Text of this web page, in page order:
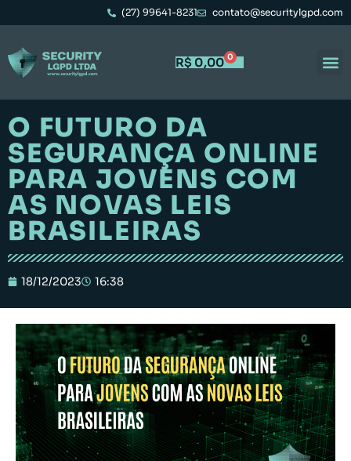
(27) 99641-8231 contato@securitylgpd.com
R$ 0,00 0
O FUTURO DA
SEGURANÇA ONLINE
PARA JOVENS COM
AS NOVAS LEIS
BRASILEIRAS
18/12/2023 16:38